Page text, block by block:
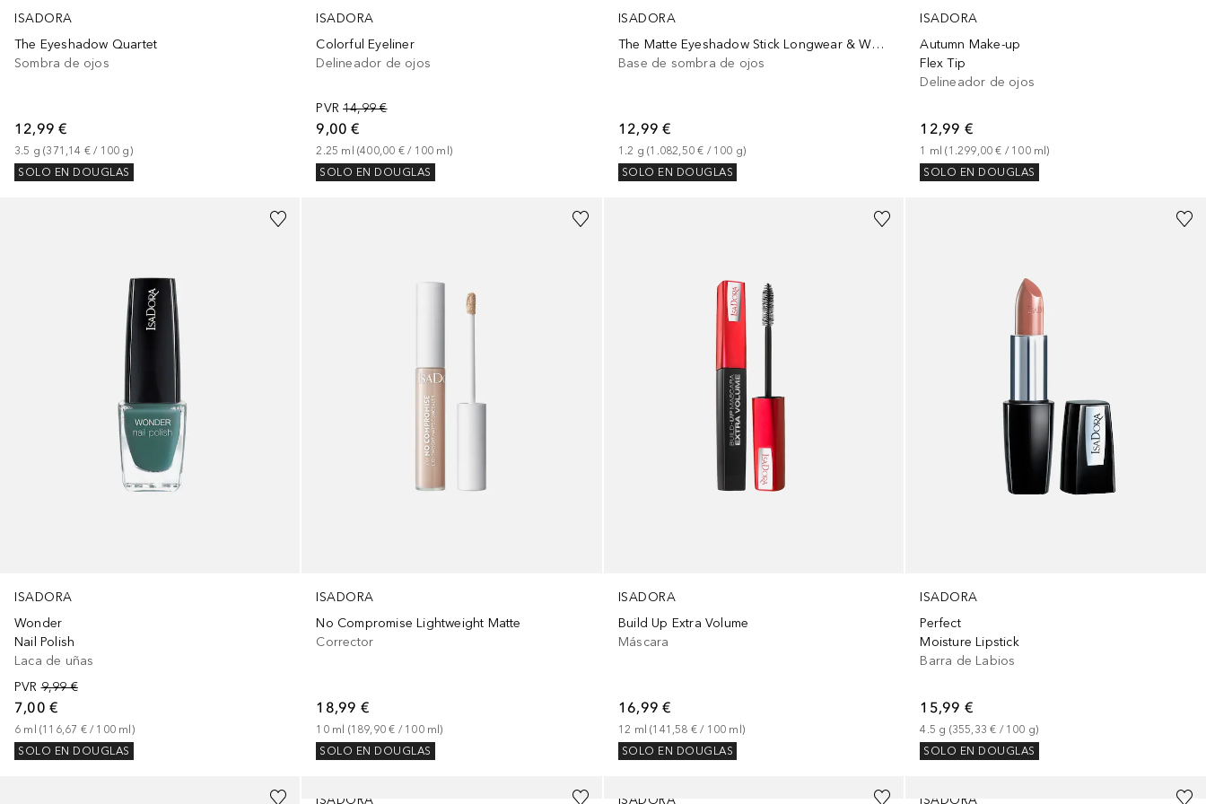
ISADORA
The Eyeshadow Quartet
Sombra de ojos
12,99 €
3.5 g (371,14 € / 100 g)
SOLO EN DOUGLAS
ISADORA
Colorful Eyeliner
Delineador de ojos
PVR 14,99 €
9,00 €
2.25 ml (400,00 € / 100 ml)
SOLO EN DOUGLAS
ISADORA
The Matte Eyeshadow Stick Longwear & Water-Resistant
Base de sombra de ojos
12,99 €
1.2 g (1.082,50 € / 100 g)
SOLO EN DOUGLAS
ISADORA
Autumn Make-up
Flex Tip
Delineador de ojos
12,99 €
1 ml (1.299,00 € / 100 ml)
SOLO EN DOUGLAS
ISADORA
Wonder
Nail Polish
Laca de uñas
PVR 9,99 €
7,00 €
6 ml (116,67 € / 100 ml)
SOLO EN DOUGLAS
+36
ISADORA
No Compromise Lightweight Matte
Corrector
18,99 €
10 ml (189,90 € / 100 ml)
SOLO EN DOUGLAS
+7
ISADORA
Build Up Extra Volume
Máscara
16,99 €
12 ml (141,58 € / 100 ml)
SOLO EN DOUGLAS
ISADORA
Perfect
Moisture Lipstick
Barra de Labios
15,99 €
4.5 g (355,33 € / 100 g)
SOLO EN DOUGLAS
ISADORA
+5
ISADORA
+ 1
ISADORA
+5